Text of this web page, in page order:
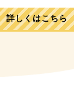
詳しくはこちら